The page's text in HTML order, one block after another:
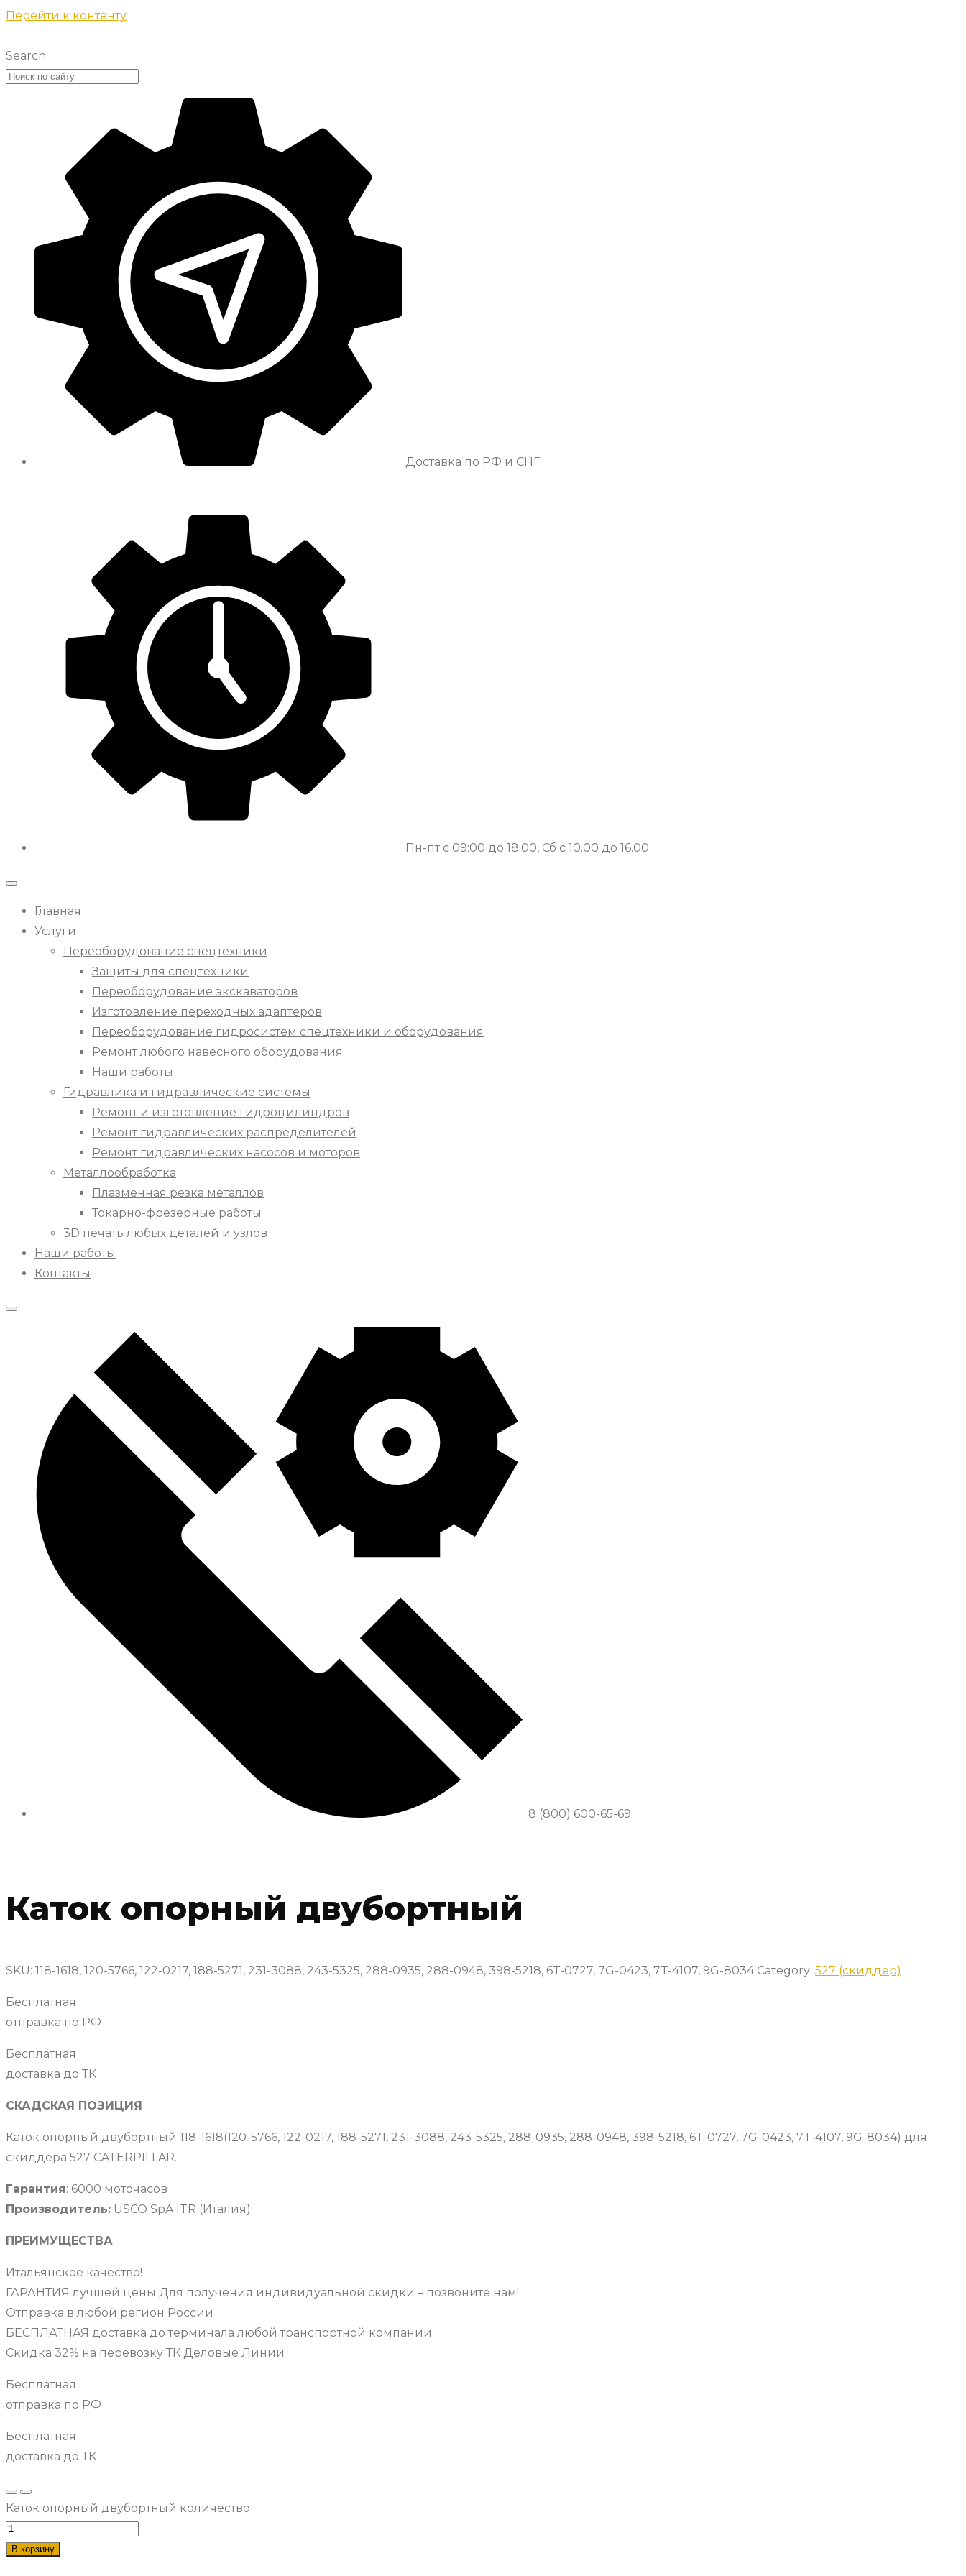
Перейти к контенту
Search
Доставка по РФ и СНГ
Пн-пт с 09:00 до 18:00, Сб с 10.00 до 16.00
Главная
Услуги
Переоборудование спецтехники
Защиты для спецтехники
Переоборудование экскаваторов
Изготовление переходных адаптеров
Переоборудование гидросистем спецтехники и оборудования
Ремонт любого навесного оборудования
Наши работы
Гидравлика и гидравлические системы
Ремонт и изготовление гидроцилиндров
Ремонт гидравлических распределителей
Ремонт гидравлических насосов и моторов
Металлообработка
Плазменная резка металлов
Токарно-фрезерные работы
3D печать любых деталей и узлов
Наши работы
Контакты
8 (800) 600-65-69
Каток опорный двубортный
SKU: 118-1618, 120-5766, 122-0217, 188-5271, 231-3088, 243-5325, 288-0935, 288-0948, 398-5218, 6T-0727, 7G-0423, 7T-4107, 9G-8034 Category: 527 (скиддер)
Бесплатная
отправка по РФ
Бесплатная
доставка до ТК
СКАДСКАЯ ПОЗИЦИЯ
Каток опорный двубортный 118-1618(120-5766, 122-0217, 188-5271, 231-3088, 243-5325, 288-0935, 288-0948, 398-5218, 6T-0727, 7G-0423, 7T-4107, 9G-8034) для
скиддера 527 CATERPILLAR.
Гарантия: 6000 моточасов
Производитель: USCO SpA ITR (Италия)
ПРЕИМУЩЕСТВА
Итальянское качество!
ГАРАНТИЯ лучшей цены Для получения индивидуальной скидки – позвоните нам!
Отправка в любой регион России
БЕСПЛАТНАЯ доставка до терминала любой транспортной компании
Скидка 32% на перевозку ТК Деловые Линии
Бесплатная
отправка по РФ
Бесплатная
доставка до ТК
Каток опорный двубортный количество
В корзину